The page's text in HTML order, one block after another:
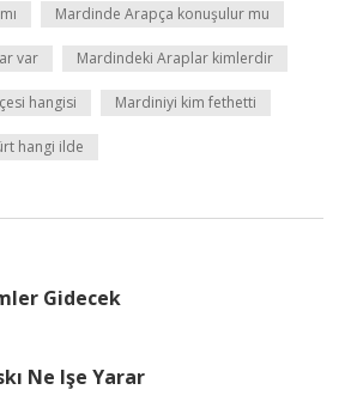
Mardinde Arapça konuşulur mu
var Mardindeki Araplar kimlerdir
hangisi Mardiniyi kim fethetti
hangi ilde
Gidecek
Ne Işe Yarar